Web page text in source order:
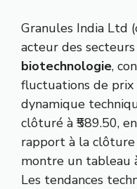
Granules India Ltd
acteur des
biotechnologie,
fluctuations de
dynamique
clôturé à ₹589.50,
rapport à la clôture
montre un tableau
Les tendances